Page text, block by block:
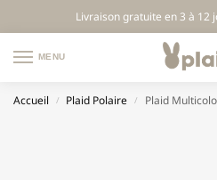
Livraison gratuite en 3 à 12
MENU
Accueil / Plaid Polaire / Plaid